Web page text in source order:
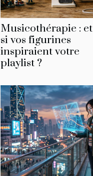
Musicothérapie : et
si vos figurines
inspiraient votre
playlist ?